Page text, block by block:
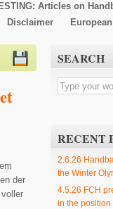
Articles on
Disclaimer
der
SEARCH
RECENT
2.6.26
the Winter
4.5.26 FCH
in the position